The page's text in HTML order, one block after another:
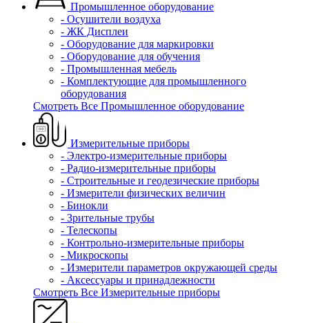
Промышленное оборудование
- Осушители воздуха
- ЖК Дисплеи
- Оборудование для маркировки
- Оборудование для обучения
- Промышленная мебель
- Комплектующие для промышленного
оборудования
Смотреть Все Промышленное оборудование
Измерительные приборы
- Электро-измерительные приборы
- Радио-измерительные приборы
- Строительные и геодезические приборы
- Измерители физических величин
- Бинокли
- Зрительные трубы
- Телескопы
- Контрольно-измерительные приборы
- Микроскопы
- Измерители параметров окружающей среды
- Аксессуары и принадлежности
Смотреть Все Измерительные приборы